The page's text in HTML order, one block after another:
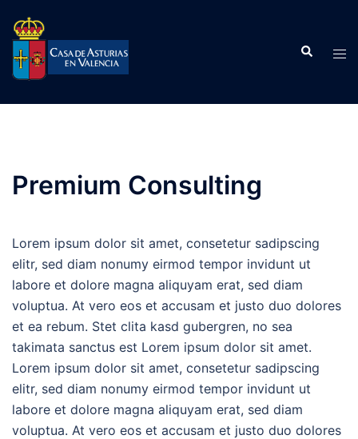
contenido
Buscar
Premium Consulting
Lorem ipsum dolor sit amet, consetetur sadipscing
elitr, sed diam nonumy eirmod tempor invidunt ut
labore et dolore magna aliquyam erat, sed diam
voluptua. At vero eos et accusam et justo duo dolores
et ea rebum. Stet clita kasd gubergren, no sea
takimata sanctus est Lorem ipsum dolor sit amet.
Lorem ipsum dolor sit amet, consetetur sadipscing
elitr, sed diam nonumy eirmod tempor invidunt ut
labore et dolore magna aliquyam erat, sed diam
voluptua. At vero eos et accusam et justo duo dolores